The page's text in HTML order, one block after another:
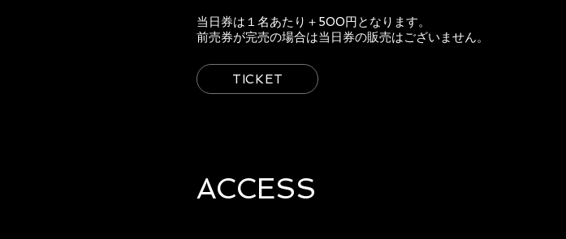
当日券は１名あたり＋500円となります。
前売券が完売の場合は当日券の販売はございません。
TICKET
ACCESS